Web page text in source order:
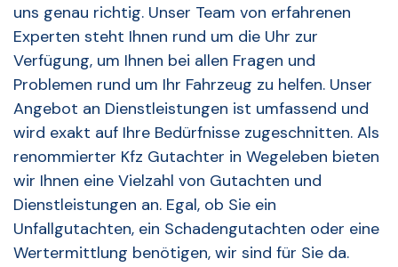
uns genau richtig. Unser Team von erfahrenen
Experten steht Ihnen rund um die Uhr zur
Verfügung, um Ihnen bei allen Fragen und
Problemen rund um Ihr Fahrzeug zu helfen. Unser
Angebot an Dienstleistungen ist umfassend und
wird exakt auf Ihre Bedürfnisse zugeschnitten. Als
renommierter Kfz Gutachter in Wegeleben bieten
wir Ihnen eine Vielzahl von Gutachten und
Dienstleistungen an. Egal, ob Sie ein
Unfallgutachten, ein Schadengutachten oder eine
Wertermittlung benötigen, wir sind für Sie da.